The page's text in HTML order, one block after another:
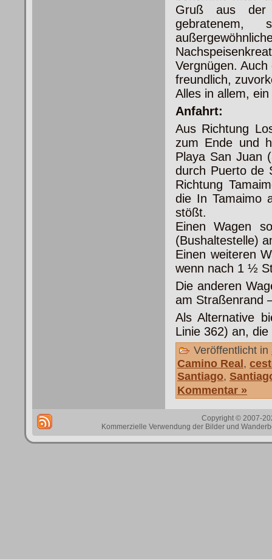
Gruß aus
gebratenem,
Vergnügen.
freundlich,
Alles in allem,
Anfahrt:
Aus Richtung
zum Ende und
Playa San Juan
durch Puerto de
Richtung
die In Tamaimo
stößt.
Einen Wagen
(Bushaltestelle)
Einen weiteren
wenn nach 1 ½
Die anderen
am Straßenrand
Als Alternative
Linie 362) an,
Veröffentlicht in
Camino Real ,
Santiago,
Kommentar »
Copyright © 2007-
Kommerzielle Verwendung der Bilder und